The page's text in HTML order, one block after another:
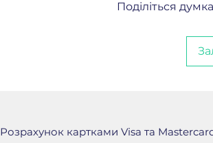
Поділіться
Розрахунок картками Visa та